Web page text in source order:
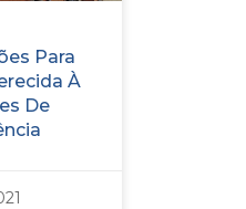
Para
À
De